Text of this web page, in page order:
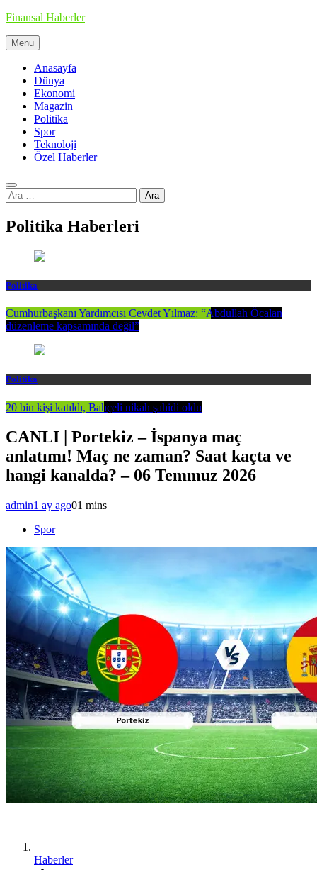
Skip
content
Finansal Haberler
Haberin doğru adresi
Menu
Anasayfa
Dünya
Ekonomi
Magazin
Politika
Spor
Teknoloji
Özel Haberler
Arama:
Politika Haberleri
Politika
Cumhurbaşkanı Yardımcısı Cevdet Yılmaz: “Abdullah Öcalan
düzenleme kapsamında değil”
Politika
20 bin kişi katıldı, Bahçeli nikah şahidi oldu
CANLI | Portekiz – İspanya maç
anlatımı! Maç ne zaman? Saat kaçta ve
hangi kanalda? – 06 Temmuz 2026
admin1 ay ago01 mins
Spor
Haberler